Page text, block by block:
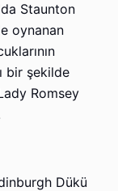
Staunton
oynanan
bir şekilde
Romsey
Dükü